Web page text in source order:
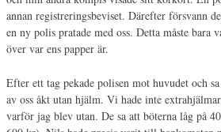
annan registreringsbeviset. Därefter försvann
en ny polis pratade med oss. Detta måste
över var ens papper är.
Efter ett tag pekade polisen mot huvudet och
av oss åkt utan hjälm. Vi hade inte
varför jag blev utan. De sa att böterna låg på